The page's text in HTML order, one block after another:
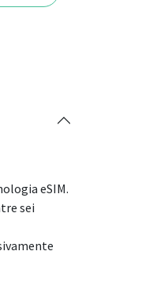
eSIM.
sei